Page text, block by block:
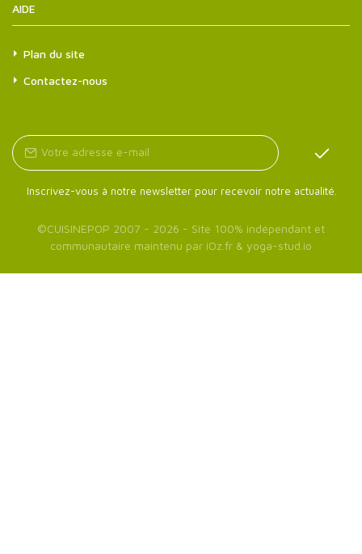
AIDE
Plan du site
Contactez-nous
Inscrivez-vous à notre newsletter pour recevoir notre actualité.
©CUISINEPOP 2007 - 2026 - Site 100% indépendant et
communautaire maintenu par iOz.fr & yoga-stud.io